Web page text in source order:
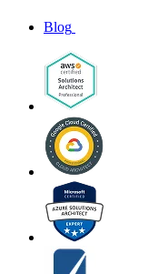
Blog